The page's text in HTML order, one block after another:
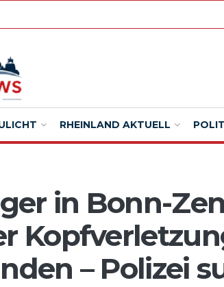
RHEINLAND AKTUELL
in Bonn-
– Polizei